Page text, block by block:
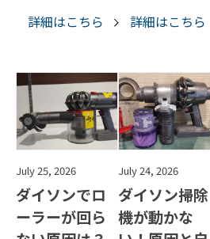
詳細はこちら 詳細はこちら
July 25, 2026
ダイソンでロ
ーラーが回ら
July 24, 2026
ダイソン掃除
機が動かな